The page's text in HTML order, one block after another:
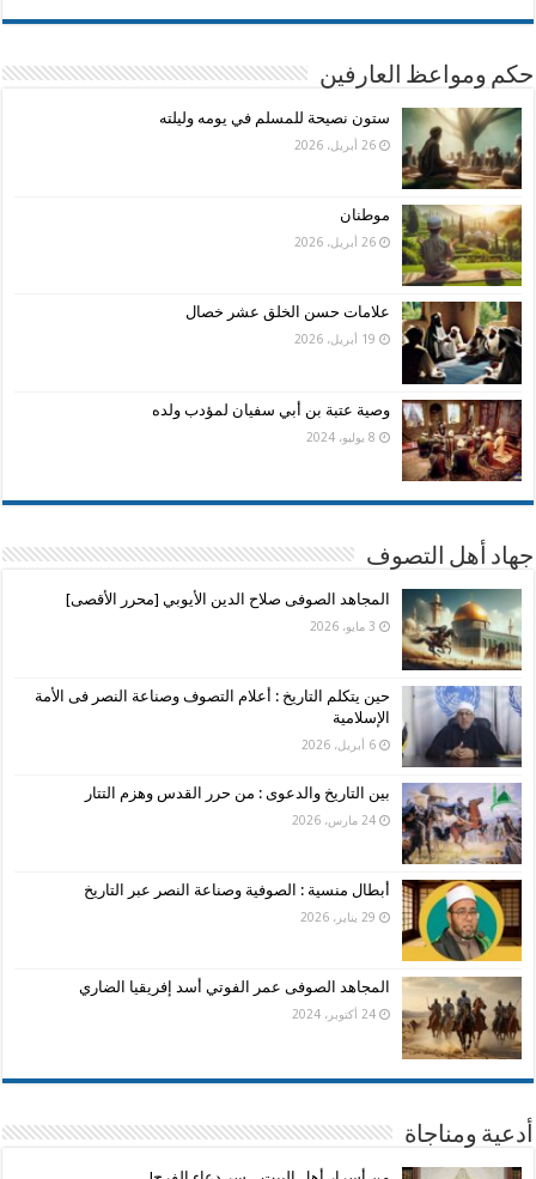
حكم ومواعظ العارفين
ستون نصيحة للمسلم في يومه وليلته
26 أبريل، 2026
موطنان
26 أبريل، 2026
علامات حسن الخلق عشر خصال
19 أبريل، 2026
وصية عتبة بن أبي سفيان لمؤدب ولده
8 يوليو، 2024
جهاد أهل التصوف
المجاهد الصوفى صلاح الدين الأيوبي [محرر الأقصى]
3 مايو، 2026
حين يتكلم التاريخ : أعلام التصوف وصناعة النصر فى الأمة
الإسلامية
6 أبريل، 2026
بين التاريخ والدعوى : من حرر القدس وهزم التتار
24 مارس، 2026
أبطال منسية : الصوفية وصناعة النصر عبر التاريخ
29 يناير، 2026
المجاهد الصوفى عمر الفوتي أسد إفريقيا الضاري
24 أكتوبر، 2024
أدعية ومناجاة